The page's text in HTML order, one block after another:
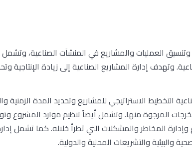
وتنسيق العمليات والمشاريع في المنشآت الصناعية،
وتهدف إدارة المشاريع الصناعية إلى زيادة الإنتاجية
التخطيط الاستراتيجي للمشاريع وتحديد المدة الزمنية
المرجوة منها. وتشمل أيضاً تنظيم موارد المشروع
المخاطر والمشكلات التي تطرأ خلاله. كما تشمل
والبيئية والتشريعات المحلية والدولية.